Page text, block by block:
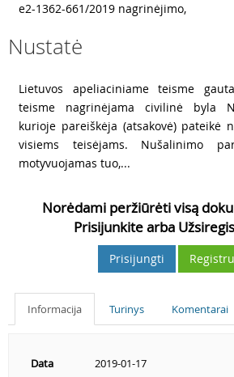
e2-1362-661/2019 nagrinėjimo,
Nustatė
Lietuvos apeliaciniame teisme
teisme nagrinėjama civilinė byla
kurioje pareiškėja (atsakovė) pateikė
visiems teisėjams. Nušalinimo
motyvuojamas tuo,...
Norėdami peržiūrėti visą
Prisijunkite arba
Prisijungti
Informacija Turinys Komentarai
Data
2019-01-17